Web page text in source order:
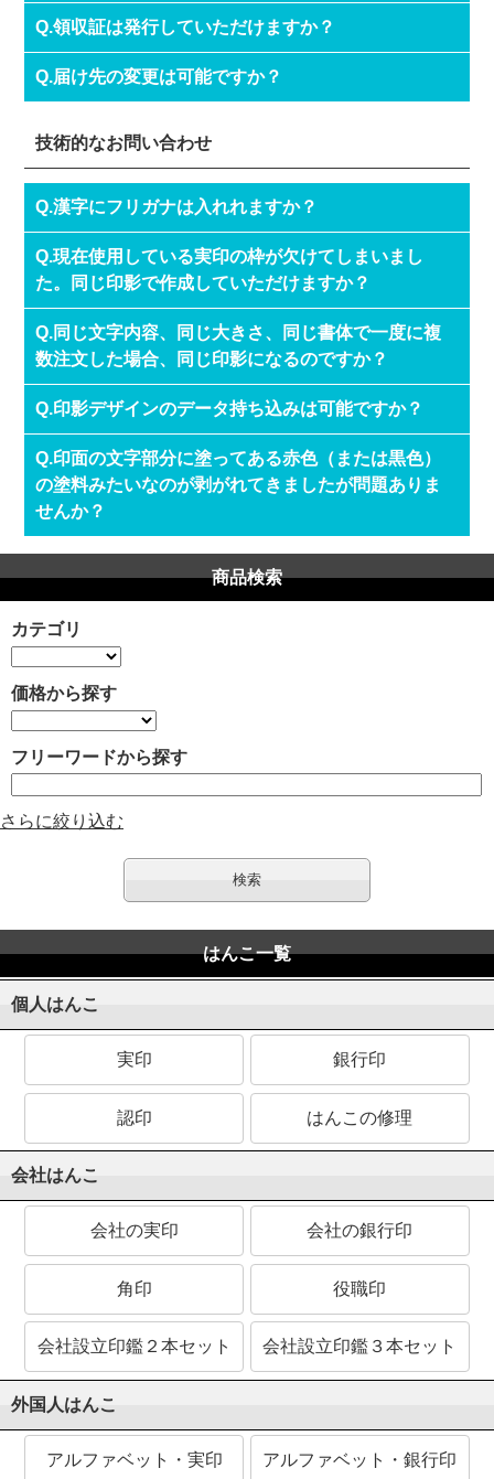
Q.領収証は発行していただけますか？
Q.届け先の変更は可能ですか？
技術的なお問い合わせ
Q.漢字にフリガナは入れれますか？
Q.現在使用している実印の枠が欠けてしまいまし
た。同じ印影で作成していただけますか？
Q.同じ文字内容、同じ大きさ、同じ書体で一度に複
数注文した場合、同じ印影になるのですか？
Q.印影デザインのデータ持ち込みは可能ですか？
Q.印面の文字部分に塗ってある赤色（または黒色）
の塗料みたいなのが剥がれてきましたが問題ありま
せんか？
商品検索
カテゴリ
価格から探す
フリーワードから探す
さらに絞り込む
はんこ一覧
個人はんこ
実印 銀行印
認印 はんこの修理
会社はんこ
会社の実印 会社の銀行印
角印 役職印
会社設立印鑑２本セット 会社設立印鑑３本セット
外国人はんこ
アルファベット・実印 アルファベット・銀行印